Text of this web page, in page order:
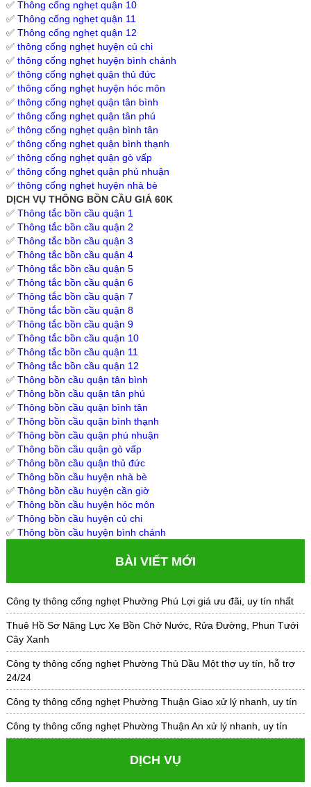
✅ Thông cống nghẹt quận 10
✅ Thông cống nghẹt quận 11
✅ Thông cống nghẹt quận 12
✅ thông cống nghẹt huyện củ chi
✅ thông cống nghẹt huyện bình chánh
✅ thông cống nghẹt quận thủ đức
✅ thông cống nghẹt huyện hóc môn
✅ thông cống nghẹt quận tân bình
✅ thông cống nghẹt quận tân phú
✅ thông cống nghẹt quận bình tân
✅ thông cống nghẹt quận bình thạnh
✅ thông cống nghẹt quận gò vấp
✅ thông cống nghẹt quận phú nhuận
✅ thông cống nghẹt huyện nhà bè
DỊCH VỤ THÔNG BỒN CẦU GIÁ 60K
✅ Thông tắc bồn cầu quận 1
✅ Thông tắc bồn cầu quận 2
✅ Thông tắc bồn cầu quận 3
✅ Thông tắc bồn cầu quận 4
✅ Thông tắc bồn cầu quận 5
✅ Thông tắc bồn cầu quận 6
✅ Thông tắc bồn cầu quận 7
✅ Thông tắc bồn cầu quận 8
✅ Thông tắc bồn cầu quận 9
✅ Thông tắc bồn cầu quận 10
✅ Thông tắc bồn cầu quận 11
✅ Thông tắc bồn cầu quận 12
✅ Thông bồn cầu quận tân bình
✅ Thông bồn cầu quận tân phú
✅ Thông bồn cầu quận bình tân
✅ Thông bồn cầu quận bình thạnh
✅ Thông bồn cầu quận phú nhuận
✅ Thông bồn cầu quận gò vấp
✅ Thông bồn cầu quận thủ đức
✅ Thông bồn cầu huyện nhà bè
✅ Thông bồn cầu huyện cần giờ
✅ Thông bồn cầu huyện hóc môn
✅ Thông bồn cầu huyện củ chi
✅ Thông bồn cầu huyện bình chánh
BÀI VIẾT MỚI
Công ty thông cống nghẹt Phường Phú Lợi giá ưu đãi, uy tín nhất
Thuê Hồ Sơ Năng Lực Xe Bồn Chở Nước, Rửa Đường, Phun Tưới
Cây Xanh
Công ty thông cống nghẹt Phường Thủ Dầu Một thợ uy tín, hỗ trợ
24/24
Công ty thông cống nghẹt Phường Thuận Giao xử lý nhanh, uy tín
Công ty thông cống nghẹt Phường Thuận An xử lý nhanh, uy tín
DỊCH VỤ